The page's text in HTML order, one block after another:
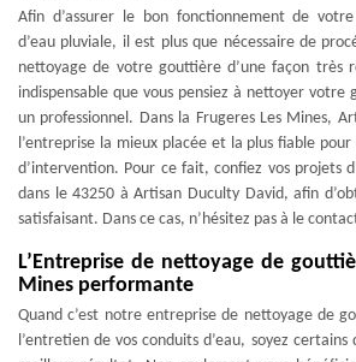
Afin d’assurer le bon fonctionnement de votre
d’eau pluviale, il est plus que nécessaire de
nettoyage de votre gouttière d’une façon très
indispensable que vous pensiez à nettoyer votre
un professionnel. Dans la Frugeres Les Mines,
l’entreprise la mieux placée et la plus fiable
d’intervention. Pour ce fait, confiez vos projets
dans le 43250 à Artisan Duculty David, afin
satisfaisant. Dans ce cas, n’hésitez pas à le
L’Entreprise de nettoyage de
Mines performante
Quand c’est notre entreprise de nettoyage de
l’entretien de vos conduits d’eau, soyez